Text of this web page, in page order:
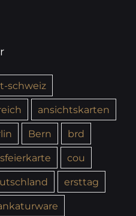
schweiz
ansichtskarten
Bern
brd
cou
ersttag